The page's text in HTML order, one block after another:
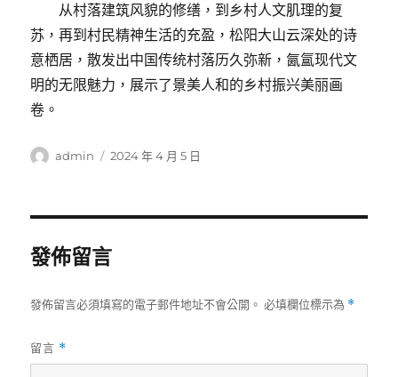
从村落建筑风貌的修缮，到乡村人文肌理的复
苏，再到村民精神生活的充盈，松阳大山云深处的诗
意栖居，散发出中国传统村落历久弥新，氤氲现代文
明的无限魅力，展示了景美人和的乡村振兴美丽画
卷。
作
admin
發
2024 年 4 月 5 日
發佈留言
發佈留言必須填寫的電子郵件地址不會公開。 必填欄位標示為 *
留言 *